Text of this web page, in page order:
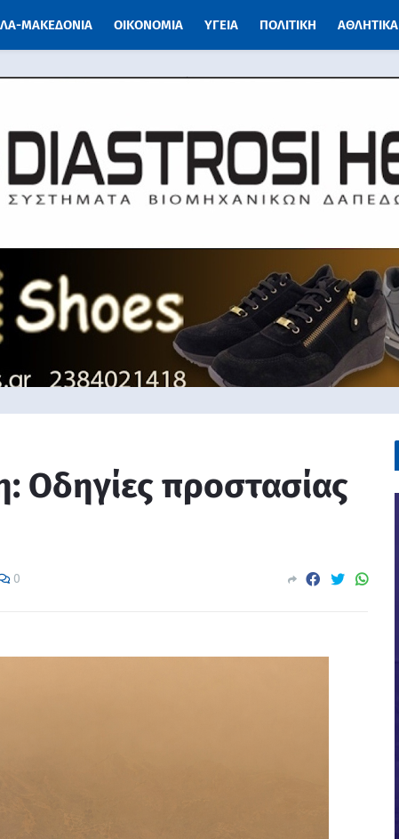
ΜΑΚΕΔΟΝΙΑ ΟΙΚΟΝΟΜΙΑ ΥΓΕΙΑ ΠΟΛΙΤΙΚΗ ΑΘΛΗΤΙΚΑ
Οδηγίες προστασίας
0